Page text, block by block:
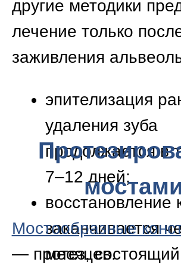
маскирующий протез
«Бабочка» —
используется в качестве
дефектов ряда (удалено
1–3 зуба подряд). Может
устанавливаться спустя
три-четыре дня после
удаления;
условно-съемные протезы
с бюгелем (металлическая
дуга) — применяют при
разносторонних дефектах.